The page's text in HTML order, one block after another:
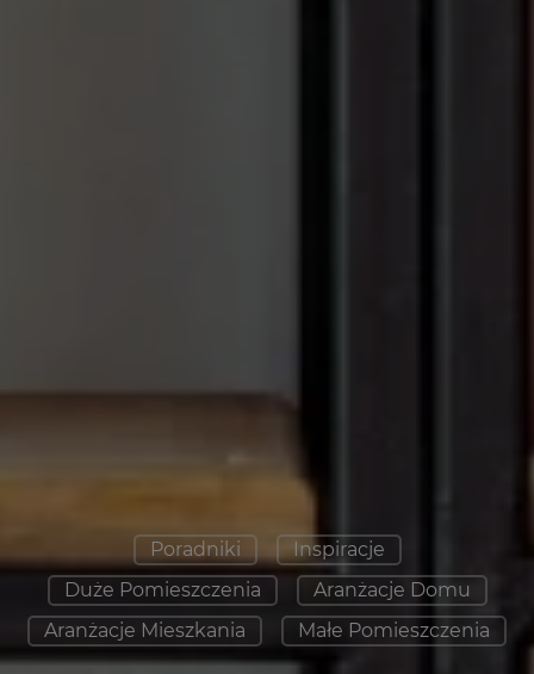
Poradniki
Inspiracje
Duże Pomieszczenia
Aranżacje Domu
Aranżacje Mieszkania
Małe Pomieszczenia